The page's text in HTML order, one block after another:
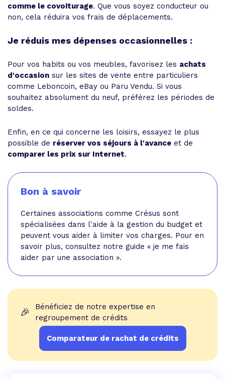
comme le covoiturage. Que vous soyez conducteur ou
non, cela réduira vos frais de déplacements.
Je réduis mes dépenses occasionnelles :
Pour vos habits ou vos meubles, favorisez les achats
d'occasion sur les sites de vente entre particuliers
comme Leboncoin, eBay ou Paru Vendu. Si vous
souhaitez absolument du neuf, préférez les périodes de
soldes.
Enfin, en ce qui concerne les loisirs, essayez le plus
possible de réserver vos séjours à l'avance et de
comparer les prix sur Internet.
Bon à savoir
Certaines associations comme Crésus sont
spécialisées dans l'aide à la gestion du budget et
peuvent vous aider à limiter vos charges. Pour en
savoir plus, consultez notre guide « je me fais
aider par une association ».
🎉
Bénéficiez de notre expertise en
regroupement de crédits
Comparateur de rachat de crédits